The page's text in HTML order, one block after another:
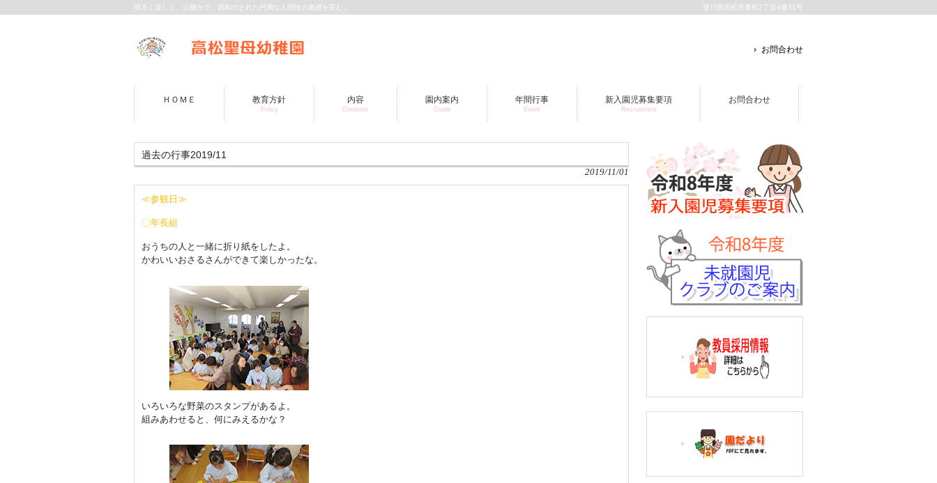
明るく逞しく、心豊かで、調和のとれた円満な人間性の基礎を育む。 香川県高松市番町2丁目4番31号
お問合わせ
ＨＯＭＥ 教育方針
Policy
内容
Contents
園内案内
Guide
年間行事
Event
新入園児募集要項
Recruitment
お問合わせ
過去の行事2019/11
2019/11/01
≪参観日≫
〇年長組
おうちの人と一緒に折り紙をしたよ。
かわいいおさるさんができて楽しかったな。
いろいろな野菜のスタンプがあるよ。
組みあわせると、何にみえるかな？